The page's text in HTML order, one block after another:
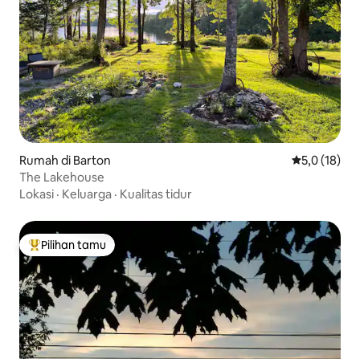
Rumah di Barton Nilai rata-
5,0 (18)
The Lakehouse
Lokasi · Keluarga · Kualitas tidur
Pilihan tamu terpopuler
Pilihan tamu